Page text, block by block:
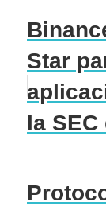
Star
la